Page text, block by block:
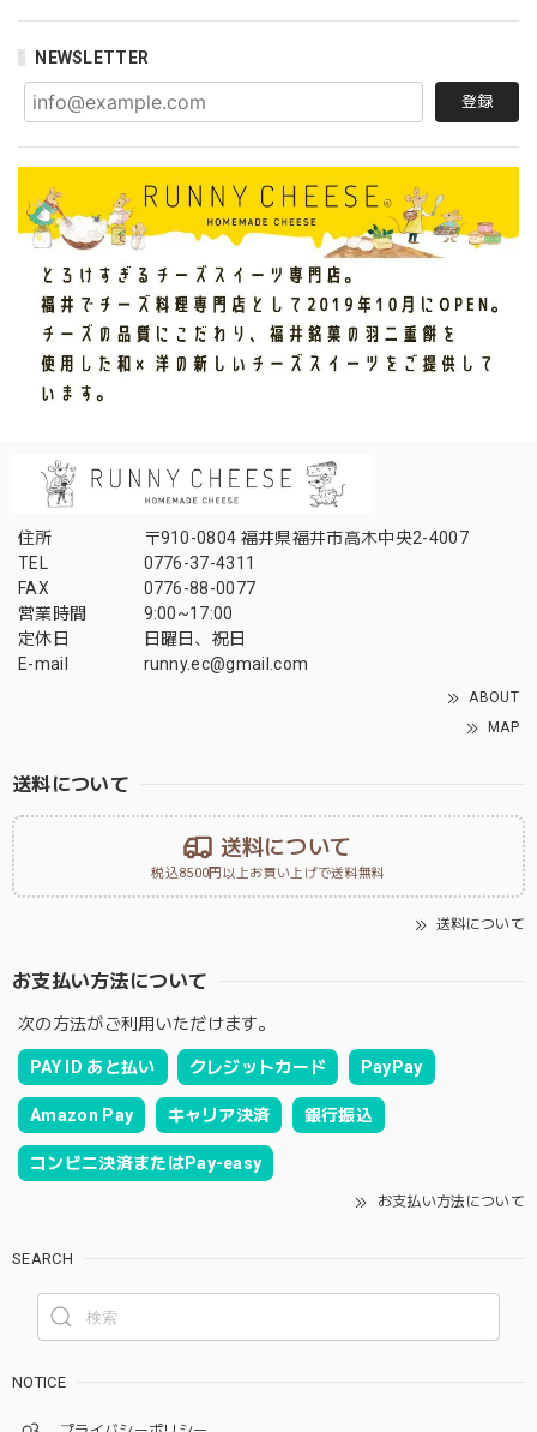
NEWSLETTER
登録
住所
〒910-0804 福井県福井市高木中央2-4007
TEL
0776-37-4311
FAX
0776-88-0077
営業時間
9:00~17:00
定休日
日曜日、祝日
E-mail
runny.ec@gmail.com
ABOUT
MAP
送料について
送料について
税込8500円以上お買い上げで送料無料
送料について
お支払い方法について
次の方法がご利用いただけます。
PAY ID あと払い クレジットカード PayPay
Amazon Pay キャリア決済 銀行振込
コンビニ決済またはPay-easy
お支払い方法について
SEARCH
NOTICE